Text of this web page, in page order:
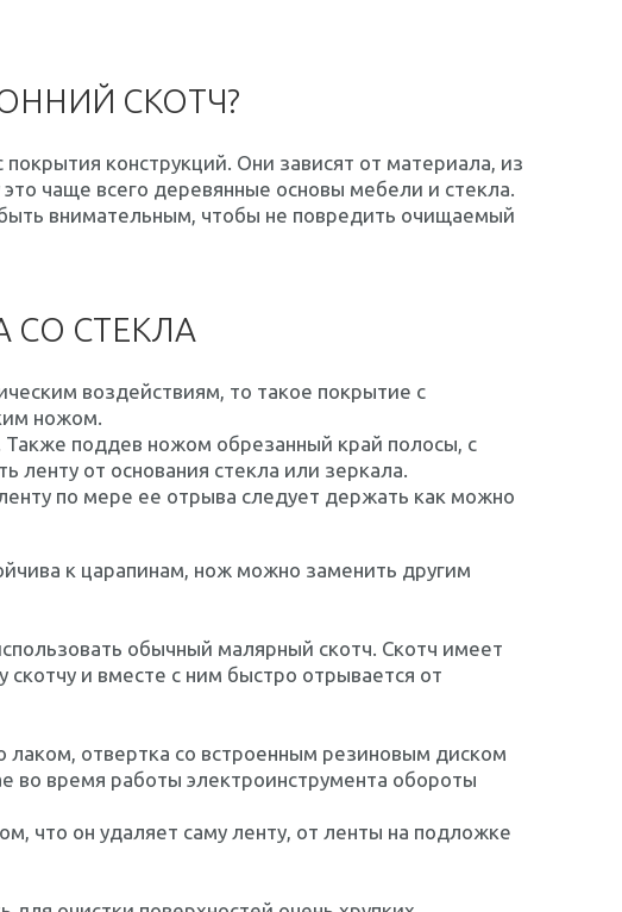
СКОТЧ?
конструкций. Они зависят от материала, из
чаще всего деревянные основы мебели и стекла.
внимательным, чтобы не повредить очищаемый
СО СТЕКЛА
воздействиям, то такое покрытие с
ножом.
Также поддев ножом обрезанный край полосы, с
ленту от основания стекла или зеркала.
по мере ее отрыва следует держать как можно
к царапинам, нож можно заменить другим
обычный малярный скотч. Скотч имеет
и вместе с ним быстро отрывается от
отвертка со встроенным резиновым диском
во время работы электроинструмента обороты
что он удаляет саму ленту, от ленты на подложке